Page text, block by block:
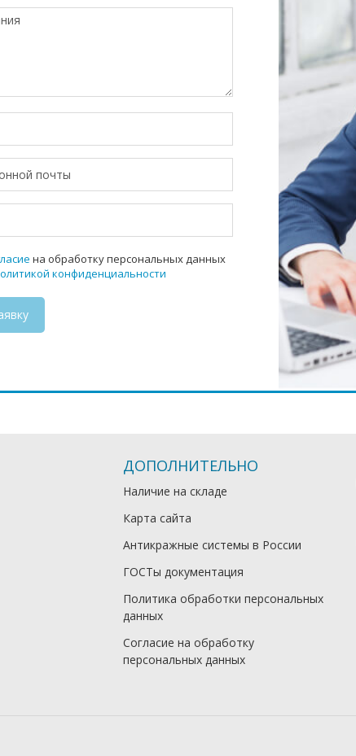
на обработку персональных данных
конфиденциальности
ДОПОЛНИТЕЛЬНО
Наличие на складе
Карта сайта
Антикражные системы в России
ГОСТы документация
Политика обработки персональных
данных
Согласие на обработку
персональных данных